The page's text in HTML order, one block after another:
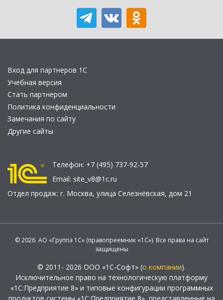
Вход для партнеров 1С
Учебная версия
Стать партнером
Политика конфиденциальности
Замечания по сайту
Другие сайты
Телефон: +7 (495) 737-92-57
Email: site_v8@1c.ru
Отдел продаж: г. Москва, улица Селезнёвская, дом 21
© 2026 АО «Группа 1С» (правопреемник «1С»). Все права на сайт
защищены
© 2011- 2026 ООО «1С-Софт» (о компании).
Исключительное право на технологическую платформу
«1С:Предприятие 8» и типовые конфигурации программных